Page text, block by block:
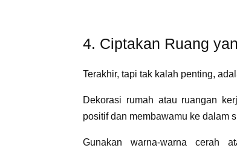
4. Ciptakan Ruang
Terakhir, tapi tak kalah penting,
Dekorasi rumah atau ruangan
positif dan membawamu ke dalam
Gunakan warna-warna cerah